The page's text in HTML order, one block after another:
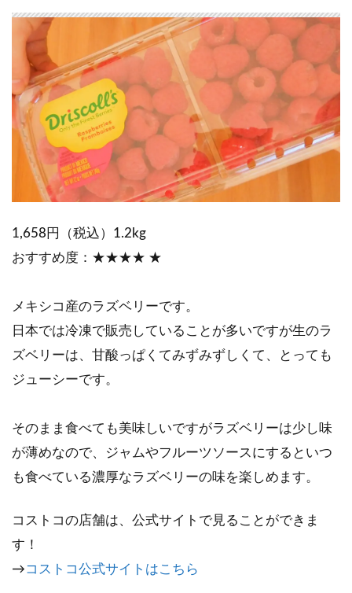
1,658円（税込）1.2kg
おすすめ度：★★★★ ★
メキシコ産のラズベリーです。
日本では冷凍で販売していることが多いですが生のラ
ズベリーは、甘酸っぱくてみずみずしくて、とっても
ジューシーです。
そのまま食べても美味しいですがラズベリーは少し味
が薄めなので、ジャムやフルーツソースにするといつ
も食べている濃厚なラズベリーの味を楽しめます。
コストコの店舗は、公式サイトで見ることができま
す！
→コストコ公式サイトはこちら